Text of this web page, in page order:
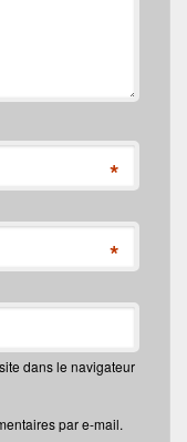
*
*
dans le navigateur
par e-mail.